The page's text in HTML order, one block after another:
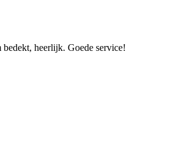
bedekt, heerlijk. Goede service!